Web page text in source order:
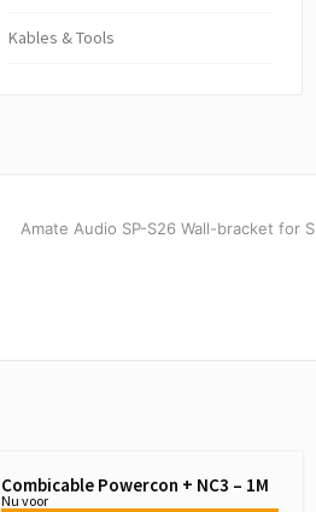
Kables & Tools
Amate Audio SP-S26 Wall-bracket for
Combicable Powercon + NC3 – 1M
Nu voor